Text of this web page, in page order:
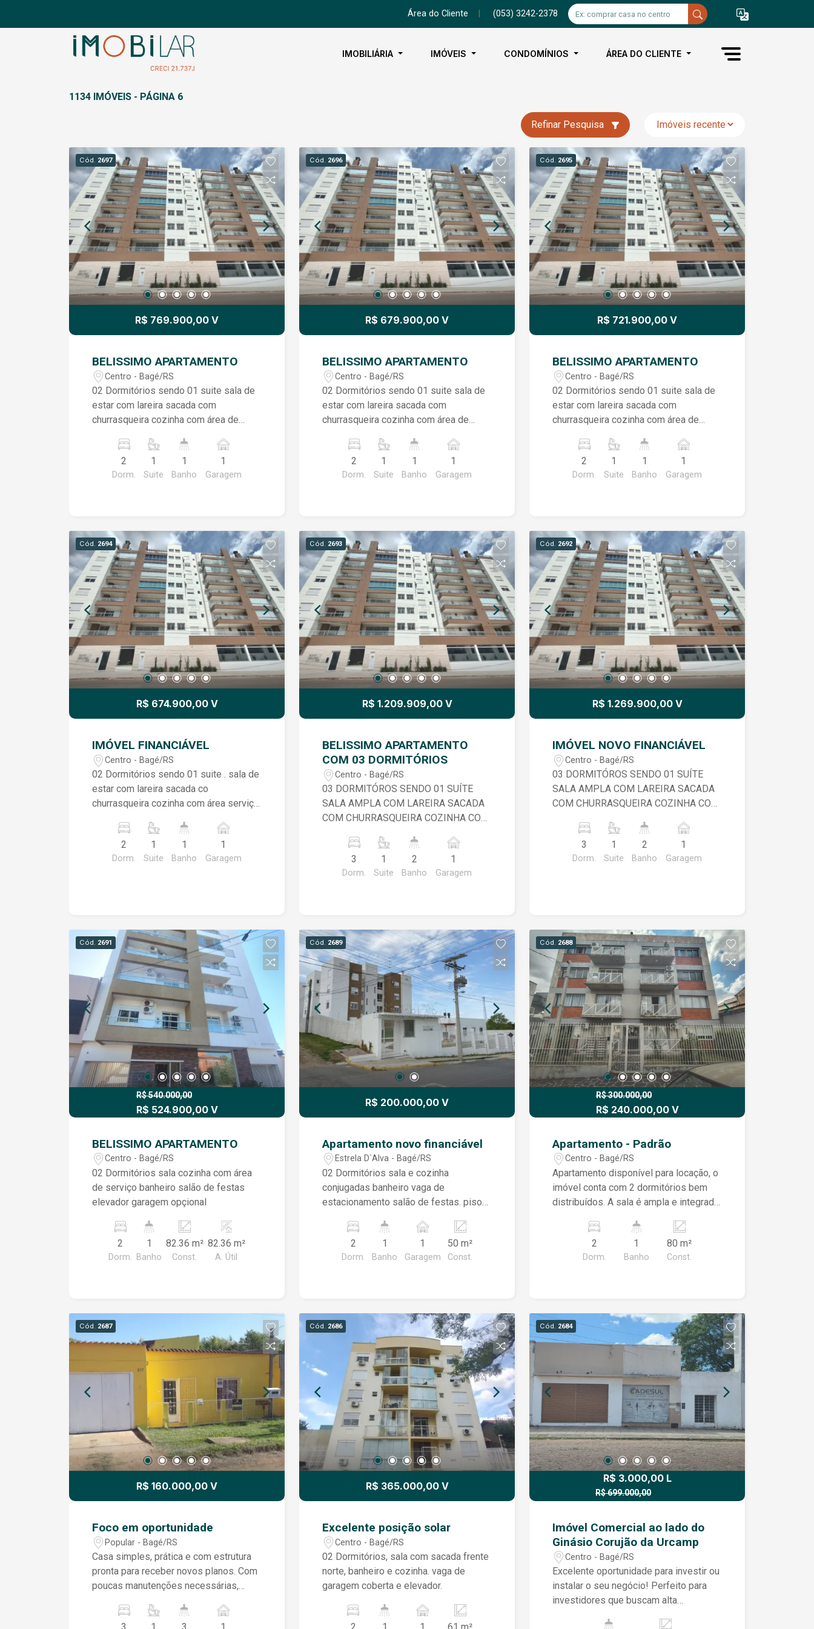
Área do Cliente (053) 3242-2378
IMOBILIÁRIA IMÓVEIS CONDOMÍNIOS ÁREA DO CLIENTE
1134 IMÓVEIS - PÁGINA 6
Refinar Pesquisa
Cód. 2697
R$ 769.900,00 V
BELISSIMO APARTAMENTO
Centro - Bagé/RS
02 Dormitórios sendo 01 suite sala de
estar com lareira sacada com
churrasqueira cozinha com área de
garagem opcional elevador salão de
2
Dorm.
1
Suite
1
Banho
1
Garagem
Cód. 2696
R$ 679.900,00 V
BELISSIMO APARTAMENTO
Centro - Bagé/RS
02 Dormitórios sendo 01 suite sala de
estar com lareira sacada com
churrasqueira cozinha com área de
garagem opcional elevador salão de
2
Dorm.
1
Suite
1
Banho
1
Garagem
Cód. 2695
R$ 721.900,00 V
BELISSIMO APARTAMENTO
Centro - Bagé/RS
02 Dormitórios sendo 01 suite sala de
estar com lareira sacada com
churrasqueira cozinha com área de
garagem opcional elevador salão de
2
Dorm.
1
Suite
1
Banho
1
Garagem
Cód. 2694
R$ 674.900,00 V
IMÓVEL FINANCIÁVEL
Centro - Bagé/RS
02 Dormitórios sendo 01 suite . sala de
estar com lareira sacada co
churrasqueira cozinha com área serviço.
elevador garagem opcional coberta
2
Dorm.
1
Suite
1
Banho
1
Garagem
Cód. 2693
R$ 1.209.909,00 V
BELISSIMO APARTAMENTO
COM 03 DORMITÓRIOS
Centro - Bagé/RS
03 DORMITÓROS SENDO 01 SUÍTE
SALA AMPLA COM LAREIRA SACADA
COM CHURRASQUEIRA COZINHA COM
VAGA DE GARAGEM COBERTA
ADCIONAL ELEVADOR SALÃO DE
FESTAS
3
Dorm.
1
Suite
2
Banho
1
Garagem
Cód. 2692
R$ 1.269.900,00 V
IMÓVEL NOVO FINANCIÁVEL
Centro - Bagé/RS
03 DORMITÓROS SENDO 01 SUÍTE
SALA AMPLA COM LAREIRA SACADA
COM CHURRASQUEIRA COZINHA COM
VAGA DE GARAGEM COBERTA
ADCIONAL ELEVADOR SALÃO DE
FESTAS
3
Dorm.
1
Suite
2
Banho
1
Garagem
Cód. 2691
R$ 540.000,00
R$ 524.900,00 V
BELISSIMO APARTAMENTO
Centro - Bagé/RS
02 Dormitórios sala cozinha com área
de serviço banheiro salão de festas
elevador garagem opçional
2
Dorm.
1
Banho
82.36 m²
Const.
82.36 m²
A. Útil
Cód. 2689
R$ 200.000,00 V
Apartamento novo financiável
Estrela D`Alva - Bagé/RS
02 Dormitórios sala e cozinha
conjugadas banheiro vaga de
estacionamento salão de festas. piso
2
Dorm.
1
Banho
1
Garagem
50 m²
Const.
Cód. 2688
R$ 300.000,00
R$ 240.000,00 V
Apartamento - Padrão
Centro - Bagé/RS
Apartamento disponível para locação, o
imóvel conta com 2 dormitórios bem
distribuídos. A sala é ampla e integrada
proporcionando ótima ventilação e um
ambiente agradável para relaxar ou
receber visitas. A excelente iluminação
cozinha é funcional e bem organizada,
oferecendo praticidade no dia a dia,
além de lavanderia separada,
garantindo mais comodidade e
organização. Um imóvel que une
conforto, boa distribuição dos espaços
e muita luz natural ? pronto para receber
você e transformar em seu novo lar.
2
Dorm.
1
Banho
80 m²
Const.
Cód. 2687
R$ 160.000,00 V
Foco em oportunidade
Popular - Bagé/RS
Casa simples, prática e com estrutura
pronta para receber novos planos. Com
poucas manutenções necessárias,
transforme no seu lar ideal. Preço
Cód. 2686
R$ 365.000,00 V
Excelente posição solar
Centro - Bagé/RS
02 Dormitórios, sala com sacada frente
norte, banheiro e cozinha. vaga de
garagem coberta e elevador.
Cód. 2684
R$ 3.000,00 L
R$ 699.000,00
Imóvel Comercial ao lado do
Ginásio Corujão da Urcamp
Centro - Bagé/RS
Excelente oportunidade para investir ou
instalar o seu negócio! Perfeito para
investidores que buscam alta